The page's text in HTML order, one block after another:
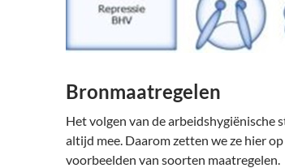
Bronmaatregelen
Het volgen van de arbeidshygiënische
altijd mee. Daarom zetten we ze hier
voorbeelden van soorten maatregelen.